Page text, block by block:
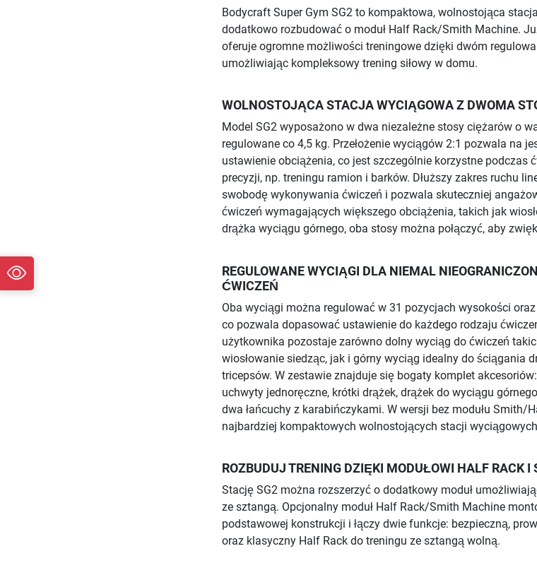
Bodycraft Super Gym SG2 to kompaktowa, wolnostojąca
dodatkowo rozbudować o moduł Half Rack/Smith Machine.
oferuje ogromne możliwości treningowe dzięki dwóm
umożliwiając kompleksowy trening siłowy w domu.
WOLNOSTOJĄCA STACJA WYCIĄGOWA Z DWOMA
Model SG2 wyposażono w dwa niezależne stosy ciężarów o
regulowane co 4,5 kg. Przełożenie wyciągów 2:1 pozwala na
ustawienie obciążenia, co jest szczególnie korzystne podczas
precyzji, np. treningu ramion i barków. Dłuższy zakres ruchu
swobodę wykonywania ćwiczeń i pozwala skuteczniej
ćwiczeń wymagających większego obciążenia, takich jak
drążka wyciągu górnego, oba stosy można połączyć, aby
REGULOWANE WYCIĄGI DLA NIEMAL
ĆWICZEŃ
Oba wyciągi można regulować w 31 pozycjach wysokości
co pozwala dopasować ustawienie do każdego rodzaju
użytkownika pozostaje zarówno dolny wyciąg do ćwiczeń
wiosłowanie siedząc, jak i górny wyciąg idealny do ściągania
tricepsów. W zestawie znajduje się bogaty komplet
uchwyty jednoręczne, krótki drążek, drążek do wyciągu
dwa łańcuchy z karabińczykami. W wersji bez modułu Smith/
najbardziej kompaktowych wolnostojących stacji
ROZBUDUJ TRENING DZIĘKI MODUŁOWI HALF RACK
Stację SG2 można rozszerzyć o dodatkowy moduł
ze sztangą. Opcjonalny moduł Half Rack/Smith Machine
podstawowej konstrukcji i łączy dwie funkcje: bezpieczną,
oraz klasyczny Half Rack do treningu ze sztangą wolną.